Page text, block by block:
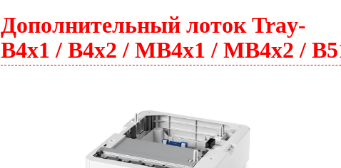
Дополнительный лоток Tray-
B4x1 / B4x2 / MB4x1 / MB4x2 /